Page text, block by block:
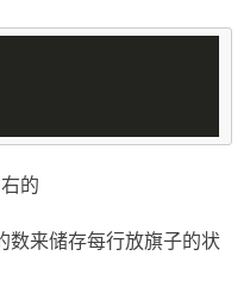
的
来储存每行放旗子的状